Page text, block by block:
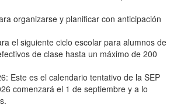
organizarse y planificar con anticipación
el siguiente ciclo escolar para alumnos de
de clase hasta un máximo de 200
Este es el calendario tentativo de la SEP
comenzará el 1 de septiembre y a lo